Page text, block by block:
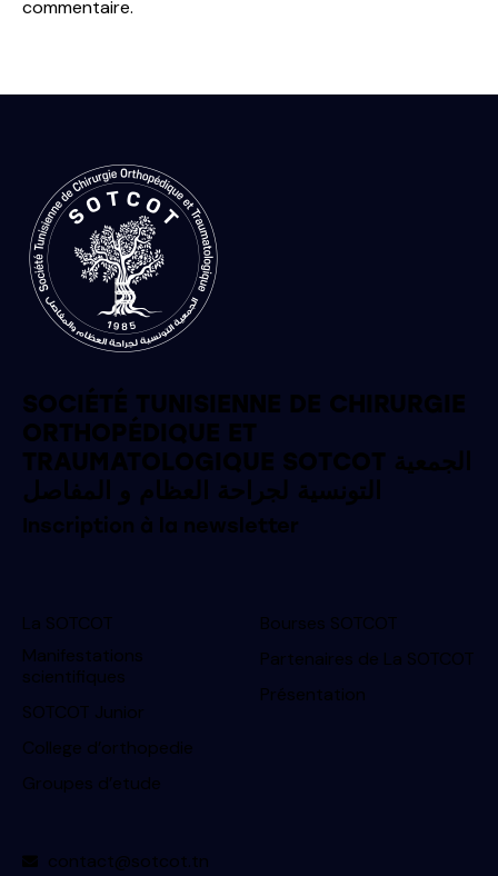
commentaire.
SOCIÉTÉ TUNISIENNE DE CHIRURGIE
ORTHOPÉDIQUE ET
TRAUMATOLOGIQUE SOTCOT الجمعية
التونسية لجراحة العظام و المفاصل
Inscription à la newsletter
La SOTCOT
Manifestations
scientifiques
SOTCOT Junior
College d’orthopedie
Groupes d’etude
Bourses SOTCOT
Partenaires de La SOTCOT
Présentation
contact@sotcot.tn